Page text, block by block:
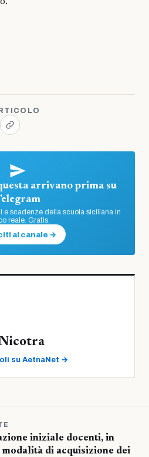
arrivano prima su
e scadenze della scuola siciliana in
reale. Gratis.
al canale →
su AetnaNet →
iniziale docenti, in
di acquisizione dei